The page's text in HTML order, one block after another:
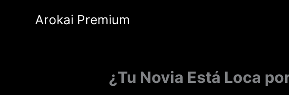
Arokai Premium
¿Tu Novia Está Loca